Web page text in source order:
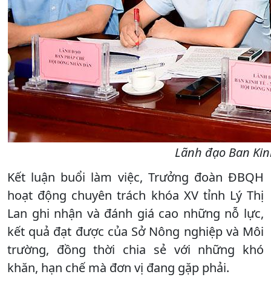
Lãnh đạo Ban
Kết luận buổi làm việc, Trưởng đoàn ĐBQH
hoạt động chuyên trách khóa XV tỉnh Lý Thị
Lan ghi nhận và đánh giá cao những nỗ lực,
kết quả đạt được của Sở Nông nghiệp và Môi
trường, đồng thời chia sẻ với những khó
khăn, hạn chế mà đơn vị đang gặp phải.